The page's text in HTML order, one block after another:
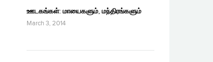
ஊடகங்கள்: மாயைகளும், மந்திரங்களும்
March 3, 2014